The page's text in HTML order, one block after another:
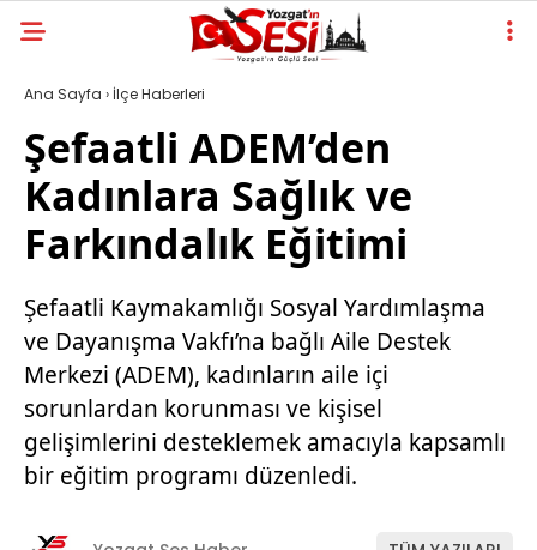
Ana Sayfa › İlçe Haberleri
Şefaatli ADEM’den
Kadınlara Sağlık ve
Farkındalık Eğitimi
Şefaatli Kaymakamlığı Sosyal Yardımlaşma
ve Dayanışma Vakfı’na bağlı Aile Destek
Merkezi (ADEM), kadınların aile içi
sorunlardan korunması ve kişisel
gelişimlerini desteklemek amacıyla kapsamlı
bir eğitim programı düzenledi.